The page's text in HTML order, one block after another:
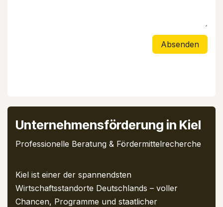
Absenden
Unternehmensförderung in Kiel
Professionelle Beratung & Fördermittelrecherche
Kiel ist einer der spannendsten
Wirtschaftsstandorte Deutschlands – voller
Chancen, Programme und staatlicher